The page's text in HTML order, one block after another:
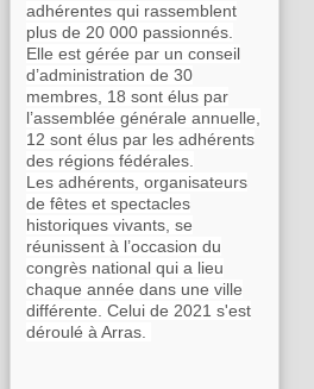
adhérentes qui rassemblent
plus de 20 000 passionnés.
Elle est gérée par un conseil
d’administration de 30
membres, 18 sont élus par
l’assemblée générale annuelle,
12 sont élus par les adhérents
des régions fédérales.
Les adhérents, organisateurs
de fêtes et spectacles
historiques vivants, se
réunissent à l’occasion du
congrès national qui a lieu
chaque année dans une ville
différente. Celui de 2021 s'est
déroulé à Arras.